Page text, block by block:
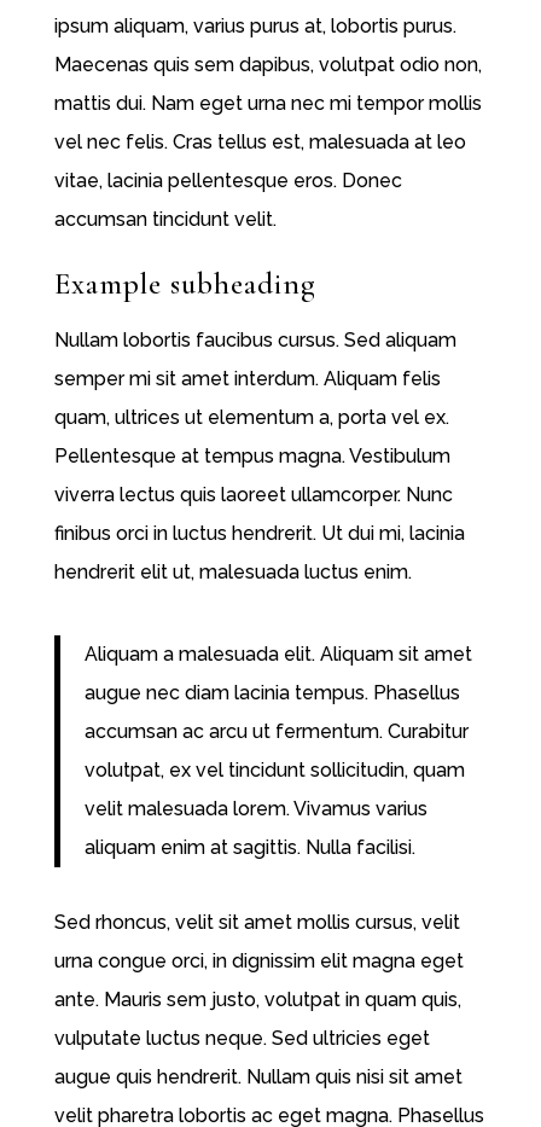
ipsum aliquam, varius purus at, lobortis purus.
Maecenas quis sem dapibus, volutpat odio non,
mattis dui. Nam eget urna nec mi tempor mollis
vel nec felis. Cras tellus est, malesuada at leo
vitae, lacinia pellentesque eros. Donec
accumsan tincidunt velit.
Example subheading
Nullam lobortis faucibus cursus. Sed aliquam
semper mi sit amet interdum. Aliquamfelis
quam, ultrices ut elementum a, porta vel ex.
Pellentesque at tempus magna. Vestibulum
viverra lectus quis laoreet ullamcorper. Nunc
finibus orci in luctus hendrerit. Ut dui mi, lacinia
hendrerit elit ut, malesuada luctus enim.
Aliquam a malesuada elit. Aliquam sit amet
augue nec diam lacinia tempus. Phasellus
accumsan ac arcu ut fermentum. Curabitur
volutpat, ex vel tincidunt sollicitudin, quam
velit malesuada lorem. Vivamus varius
aliquam enim at sagittis. Nulla facilisi.
Sed rhoncus, velit sit amet mollis cursus, velit
urna congue orci, in dignissim elit magna eget
ante. Mauris sem justo, volutpat in quam quis,
vulputate luctus neque. Sed ultricies eget
augue quis hendrerit. Nullam quis nisi sit amet
velit pharetra lobortis ac eget magna. Phasellus